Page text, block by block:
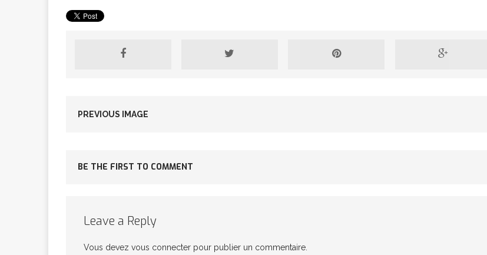
PREVIOUS IMAGE
BE THE FIRST TO COMMENT
Leave a Reply
Vous devez vous connecter pour publier un commentaire.